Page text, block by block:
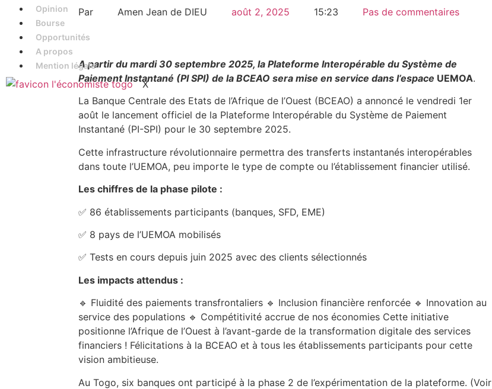
Opinion
Bourse
Opportunités
A propos
Mention légale
X
Par Amen Jean de DIEU août 2, 2025 15:23 Pas de commentaires
A partir du mardi 30 septembre 2025, la Plateforme Interopérable du Système de
Paiement Instantané (PI SPI) de la BCEAO sera mise en service dans l’espace UEMOA.
La Banque Centrale des Etats de l’Afrique de l’Ouest (BCEAO) a annoncé le vendredi 1er
août le lancement officiel de la Plateforme Interopérable du Système de Paiement
Instantané (PI-SPI) pour le 30 septembre 2025.
Cette infrastructure révolutionnaire permettra des transferts instantanés interopérables
dans toute l’UEMOA, peu importe le type de compte ou l’établissement financier utilisé.
Les chiffres de la phase pilote :
✅ 86 établissements participants (banques, SFD, EME)
✅ 8 pays de l’UEMOA mobilisés
✅ Tests en cours depuis juin 2025 avec des clients sélectionnés
Les impacts attendus :
🔹 Fluidité des paiements transfrontaliers 🔹 Inclusion financière renforcée 🔹 Innovation au
service des populations 🔹 Compétitivité accrue de nos économies Cette initiative
positionne l’Afrique de l’Ouest à l’avant-garde de la transformation digitale des services
financiers ! Félicitations à la BCEAO et à tous les établissements participants pour cette
vision ambitieuse.
Au Togo, six banques ont participé à la phase 2 de l’expérimentation de la plateforme. (Voir